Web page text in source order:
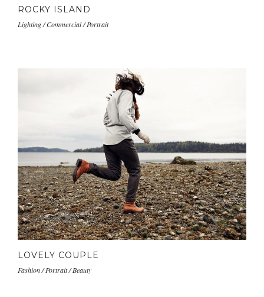
ROCKY ISLAND
Lighting / Commercial / Portrait
LOVELY COUPLE
Fashion / Portrait / Beauty